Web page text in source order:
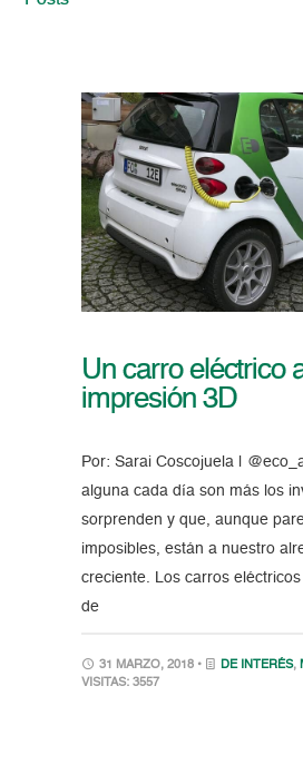
Un carro eléctrico
impresión 3D
Por: Sarai Coscojuela |
alguna cada día son más los
sorprenden y que, aunque
imposibles, están a nuestro
creciente. Los carros
de
31 MARZO, 2018 • DE INTERÉS,
VISITAS: 3557